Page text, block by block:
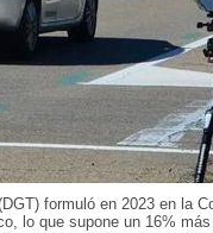
formuló en 2023 en la
lo que supone un 16%